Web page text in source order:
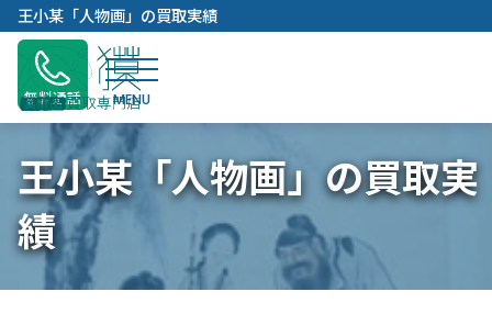
容
キ
プ
王小某「人物画」の買取実績
無料通話
王小某「人物画」の買取実
績